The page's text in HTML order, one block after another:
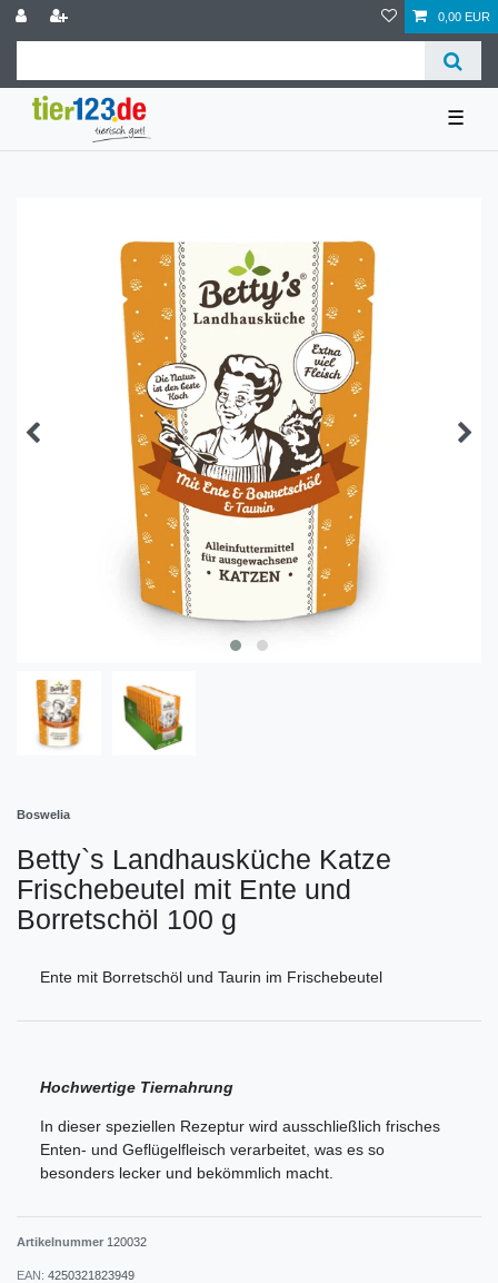
0,00 EUR
☰
Boswelia
Betty`s Landhausküche Katze
Frischebeutel mit Ente und
Borretschöl 100 g
Ente mit Borretschöl und Taurin im Frischebeutel
Hochwertige Tiernahrung
In dieser speziellen Rezeptur wird ausschließlich frisches
Enten- und Geflügelfleisch verarbeitet, was es so
besonders lecker und bekömmlich macht.
Artikelnummer 120032
EAN: 4250321823949